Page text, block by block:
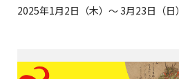
2025年1月2日（木）～ 3月23日（日）